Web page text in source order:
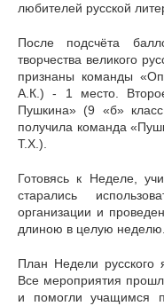
любителей русской
После подсчёта
творчества великого
признаны команды
А.К.) - 1 место.
Пушкина» (9 «б»
получила команда
Т.Х.).
Готовясь к Неделе,
старались
организации и
длиною в целую неделю.
План Недели русского
Все мероприятия
и помогли учащимся